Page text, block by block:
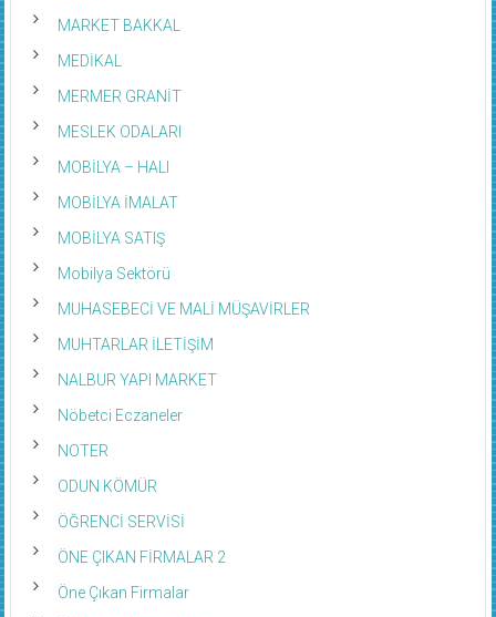
MARKET BAKKAL
MEDİKAL
MERMER GRANİT
MESLEK ODALARI
MOBİLYA – HALI
MOBİLYA İMALAT
MOBİLYA SATIŞ
Mobilya Sektörü
MUHASEBECİ VE MALİ MÜŞAVİRLER
MUHTARLAR İLETİŞİM
NALBUR YAPI MARKET
Nöbetci Eczaneler
NOTER
ODUN KÖMÜR
ÖĞRENCİ SERVİSİ
ÖNE ÇIKAN FİRMALAR 2
Öne Çıkan Firmalar